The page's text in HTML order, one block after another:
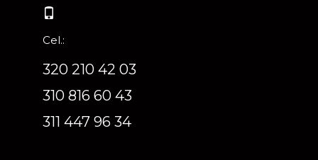
Cel.:
320 210 42 03
310 816 60 43
311 447 96 34